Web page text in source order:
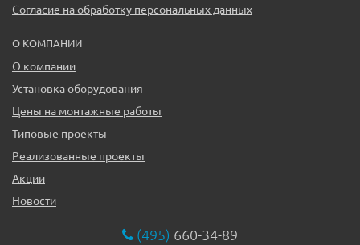
Согласие на обработку персональных данных
О КОМПАНИИ
О компании
Установка оборудования
Цены на монтажные работы
Типовые проекты
Реализованные проекты
Акции
Новости
(495) 660-34-89